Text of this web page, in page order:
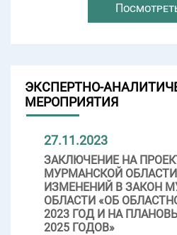
ЭКСПЕРТНО-
МЕРОПРИЯТИЯ
27.11.2023
ЗАКЛЮЧЕНИЕ НА
МУРМАНСКОЙ
ИЗМЕНЕНИЙ В ЗАКОН
ОБЛАСТИ «ОБ
2023 ГОД И НА
2025 ГОДОВ»